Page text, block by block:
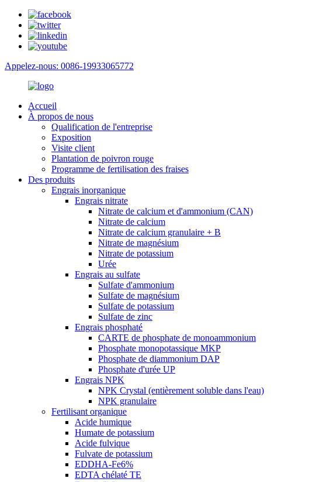
Appelez-nous: 0086-19933065772
Accueil
À propos de nous
Qualification de l'entreprise
Exposition
Visite client
Plantation de poivron rouge
Programme de fertilisation des fraises
Des produits
Engrais inorganique
Engrais nitrate
Nitrate de calcium et d'ammonium (CAN)
Nitrate de calcium
Nitrate de calcium granulaire + B
Nitrate de magnésium
Nitrate de potassium
Urée
Engrais au sulfate
Sulfate d'ammonium
Sulfate de magnésium
Sulfate de potassium
Sulfate de zinc
Engrais phosphaté
CARTE de phosphate de monoammonium
Phosphate monopotassique MKP
Phosphate de diammonium DAP
Phosphate d'urée UP
Engrais NPK
NPK Crystal (entièrement soluble dans l'eau)
NPK granulaire
Fertilisant organique
Acide humique
Humate de potassium
Acide fulvique
Fulvate de potassium
EDDHA-Fe6%
EDTA chélaté TE